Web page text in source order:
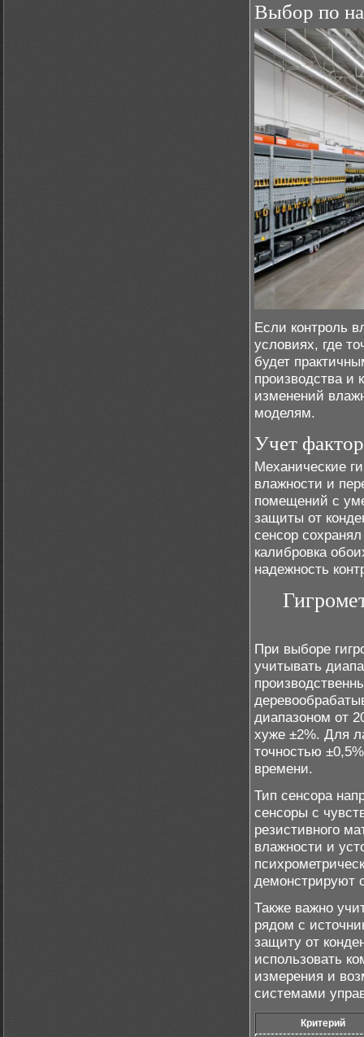
Выбор по
Если контроль
условиях, где
будет
производства и
изменений
моделям.
Учет
Механические
влажности и
помещений с
защиты от
сенсор
калибровка
надежность
При выборе
учитывать
диапазоном от
хуже ±2%. Для
точностью
времени.
Тип сенсора
сенсоры с
резистивного
влажности и
демонстрируют
Также важно
рядом с
защиту от
использовать
измерения и
системами
Критерий